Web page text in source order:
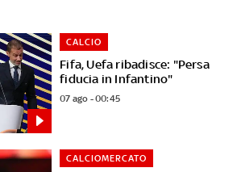
Fifa, Uefa ribadisce: "Persa
fiducia in Infantino"
CALCIO
07 ago - 00:45
CALCIOMERCATO